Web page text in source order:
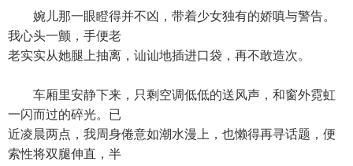
婉儿那一眼瞪得并不凶，带着少女独有的娇嗔与警告。
我心头一颤，手便老
老实实从她腿上抽离，讪讪地插进口袋，再不敢造次。
车厢里安静下来，只剩空调低低的送风声，和窗外霓虹
一闪而过的碎光。已
近凌晨两点，我周身倦意如潮水漫上，也懒得再寻话题，便
索性将双腿伸直，半